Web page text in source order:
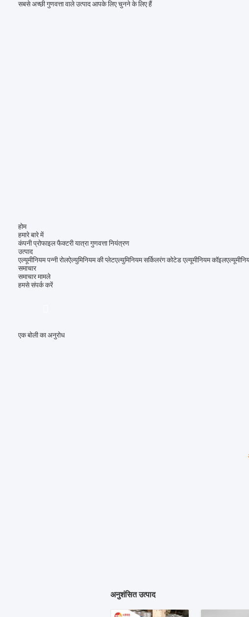
सबसे अच्छी गुणवत्ता वाले उत्पाद आपके लिए चुनने के लिए हैं
होम
हमारे बारे में
कंपनी प्रोफाइलफैक्टरी यात्रागुणवत्ता नियंत्रण
उत्पाद
एल्यूमीनियम पन्नी रोलऐल्युमिनियम की प्लेटएल्युमिनियम सर्किलरंग कोटेड एल्यूमीनियम कॉइल
समाचार
समाचारमामले
हमसे संपर्क करें
एक बोली का अनुरोध
अनुशंसित उत्पाद